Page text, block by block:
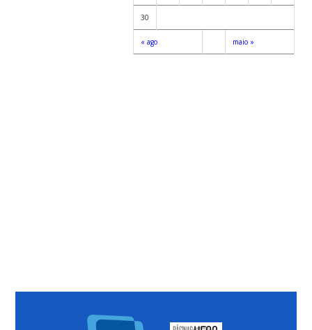
« ago maio »
30